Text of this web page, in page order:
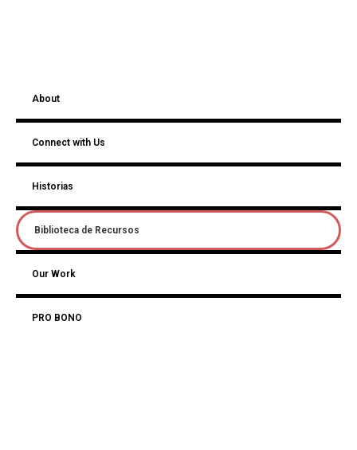
About
Connect with Us
Historias
Biblioteca de Recursos
Our Work
PRO BONO